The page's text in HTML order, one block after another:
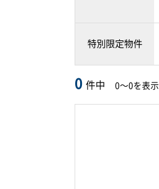
特別限定物件
0 件中 0～0を表示